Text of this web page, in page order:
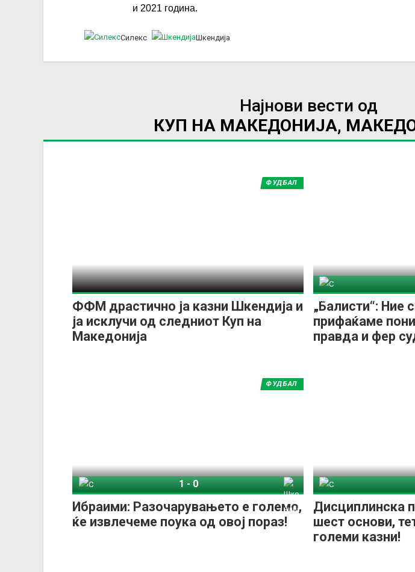
и 2021 година.
Силекс Шкендија
Најнови вести од
КУП НА МАКЕДОНИЈА,
ФФМ драстично ја казни Шкендија и
ја исклучи од следниот Куп на
Македонија
ФУДБАЛ
„Балисти“: Ние
прифаќаме
правда и фер
Ибраими: Разочарувањето е големо,
ќе извлечеме поука од овој пораз!
ФУДБАЛ
1-0
Дисциплинска
шест основи,
големи казни!